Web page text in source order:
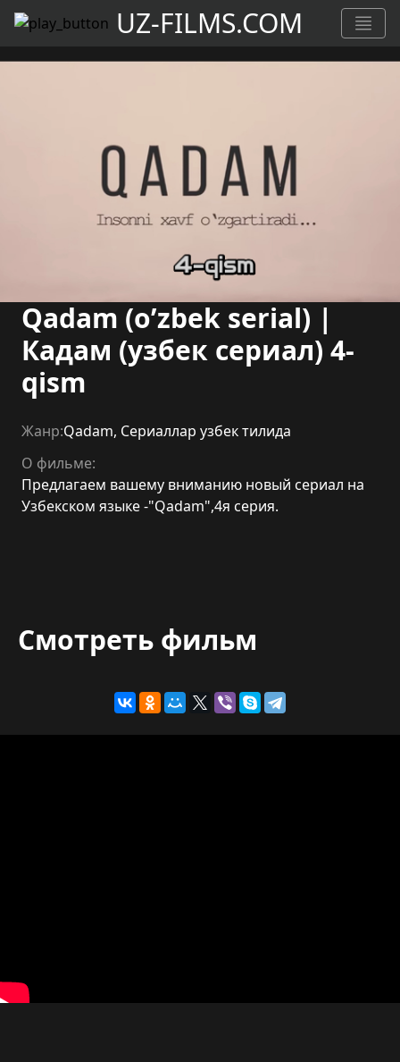
UZ-FILMS.COM
Qadam (o’zbek serial) |
Кадам (узбек сериал) 4-
qism
Жанр:Qadam, Сериаллар узбек тилида
О фильме:
Предлагаем вашему вниманию новый сериал на
Узбекском языке -"Qadam",4я серия.
Смотреть фильм